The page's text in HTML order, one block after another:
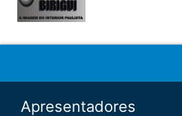
Apresentadores